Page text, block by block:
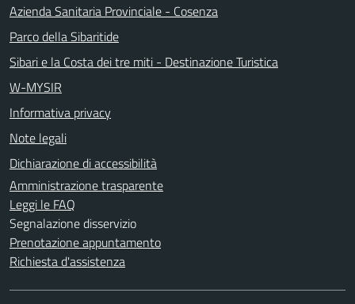
Azienda Sanitaria Provinciale - Cosenza
Parco della Sibaritide
Sibari e la Costa dei tre miti - Destinazione Turistica
W-MYSIR
Informativa privacy
Note legali
Dichiarazione di accessibilità
Amministrazione trasparente
Leggi le FAQ
Segnalazione disservizio
Prenotazione appuntamento
Richiesta d'assistenza